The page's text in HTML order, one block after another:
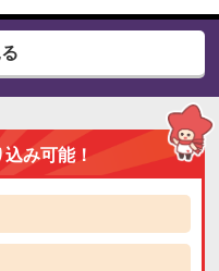
込み可能！